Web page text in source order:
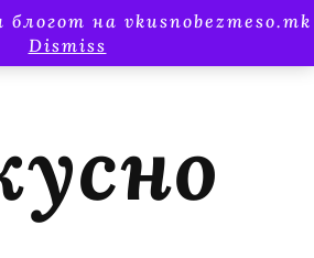
блогот на vkusnobezmeso.mk
Dismiss